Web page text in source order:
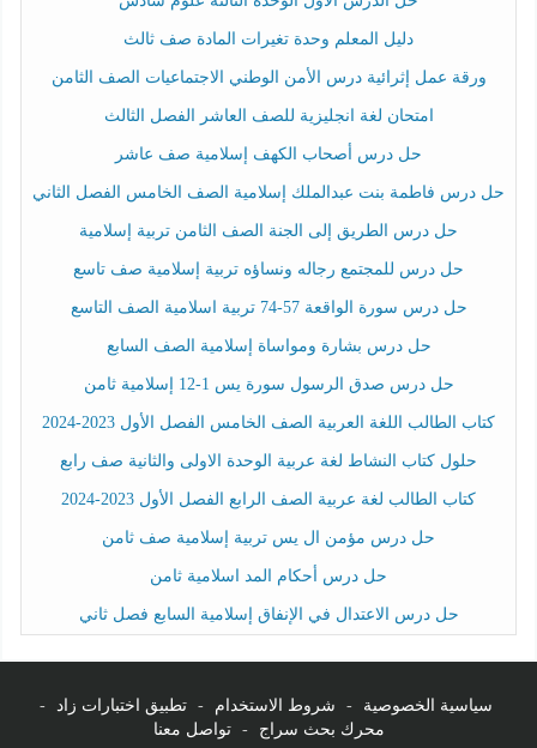
دليل المعلم وحدة تغيرات المادة صف ثالث
ورقة عمل إثرائية درس الأمن الوطني الاجتماعيات الصف الثامن
امتحان لغة انجليزية للصف العاشر الفصل الثالث
حل درس أصحاب الكهف إسلامية صف عاشر
حل درس فاطمة بنت عبدالملك إسلامية الصف الخامس الفصل الثاني
حل درس الطريق إلى الجنة الصف الثامن تربية إسلامية
حل درس للمجتمع رجاله ونساؤه تربية إسلامية صف تاسع
حل درس سورة الواقعة 57-74 تربية اسلامية الصف التاسع
حل درس بشارة ومواساة إسلامية الصف السابع
حل درس صدق الرسول سورة يس 1-12 إسلامية ثامن
كتاب الطالب اللغة العربية الصف الخامس الفصل الأول 2023-2024
حلول كتاب النشاط لغة عربية الوحدة الاولى والثانية صف رابع
كتاب الطالب لغة عربية الصف الرابع الفصل الأول 2023-2024
حل درس مؤمن ال يس تربية إسلامية صف ثامن
حل درس أحكام المد اسلامية ثامن
حل درس الاعتدال في الإنفاق إسلامية السابع فصل ثاني
سياسية الخصوصية - شروط الاستخدام - تطبيق اختبارات زاد
-
محرك بحث سراج
- تواصل معنا